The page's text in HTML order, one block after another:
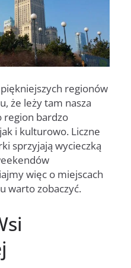
regionów
że leży tam nasza
region bardzo
i kulturowo. Liczne
sprzyjają wycieczką
więc o miejscach
warto zobaczyć.